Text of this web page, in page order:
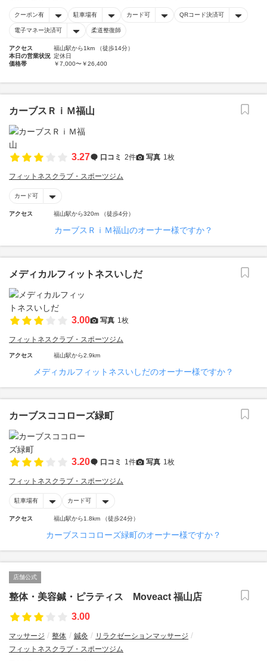
クーポン有 駐車場有 カード可 QRコード決済可
電子マネー決済可 柔道整復師
アクセス
福山駅から1km （徒歩14分）
本日の営業状況 定休日
価格帯
￥7,000〜￥26,400
カーブスＲｉＭ福山
3.27 口コミ 2件 写真 1枚
フィットネスクラブ・スポーツジム
カード可
アクセス 福山駅から320m （徒歩4分）
カーブスＲｉＭ福山のオーナー様ですか？
メディカルフィットネスいしだ
3.00 写真 1枚
フィットネスクラブ・スポーツジム
アクセス 福山駅から2.9km
メディカルフィットネスいしだのオーナー様ですか？
カーブスココローズ緑町
3.20 口コミ 1件 写真 1枚
フィットネスクラブ・スポーツジム
駐車場有 カード可
アクセス 福山駅から1.8km （徒歩24分）
カーブスココローズ緑町のオーナー様ですか？
店舗公式
整体・美容鍼・ピラティス Moveact 福山店
3.00
マッサージ 整体 鍼灸
リラクゼーションマッサージ
フィットネスクラブ・スポーツジム